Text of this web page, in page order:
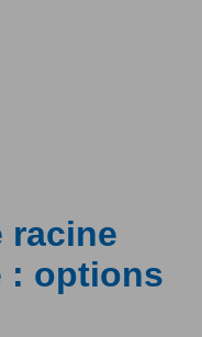
racine
: options